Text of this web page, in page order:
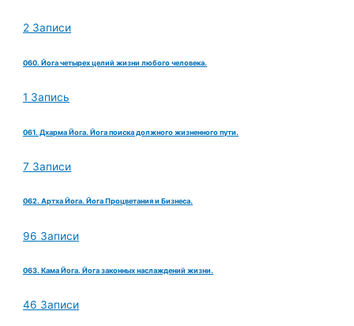
2 Записи
060. Йога четырех целий жизни любого человека.
1 Запись
061. Дхарма Йога. Йога поиска должного жизненного пути.
7 Записи
062. Артха Йога. Йога Процветания и Бизнеса.
96 Записи
063. Кама Йога. Йога законных наслаждений жизни.
46 Записи